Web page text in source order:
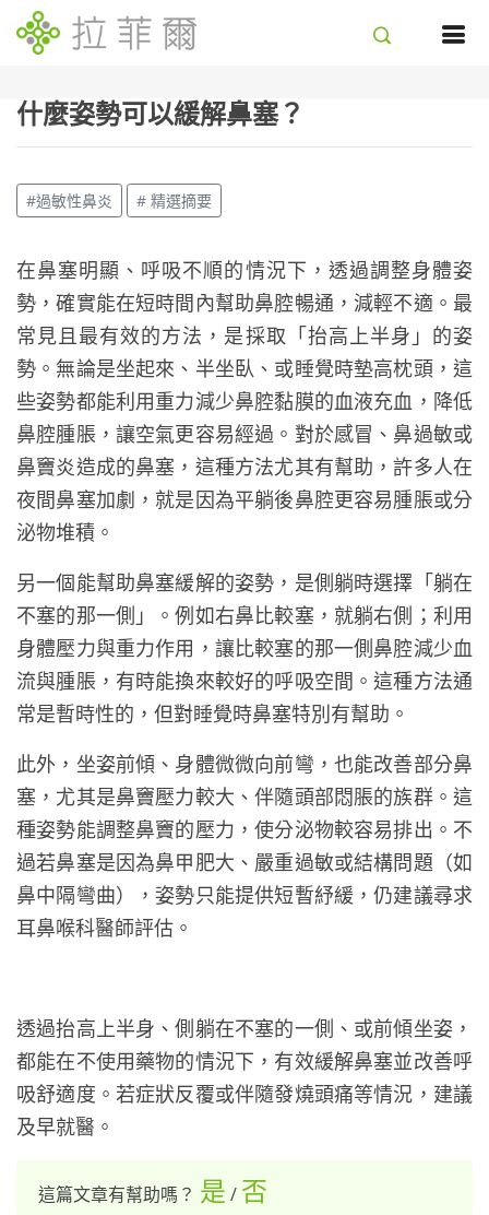
什麼姿勢可以緩解鼻塞？
#過敏性鼻炎 # 精選摘要
在鼻塞明顯、呼吸不順的情況下，透過調整身體姿
勢，確實能在短時間內幫助鼻腔暢通，減輕不適。最
常見且最有效的方法，是採取「抬高上半身」的姿
勢。無論是坐起來、半坐臥、或睡覺時墊高枕頭，這
些姿勢都能利用重力減少鼻腔黏膜的血液充血，降低
鼻腔腫脹，讓空氣更容易經過。對於感冒、鼻過敏或
鼻竇炎造成的鼻塞，這種方法尤其有幫助，許多人在
夜間鼻塞加劇，就是因為平躺後鼻腔更容易腫脹或分
泌物堆積。
另一個能幫助鼻塞緩解的姿勢，是側躺時選擇「躺在
不塞的那一側」。例如右鼻比較塞，就躺右側；利用
身體壓力與重力作用，讓比較塞的那一側鼻腔減少血
流與腫脹，有時能換來較好的呼吸空間。這種方法通
常是暫時性的，但對睡覺時鼻塞特別有幫助。
此外，坐姿前傾、身體微微向前彎，也能改善部分鼻
塞，尤其是鼻竇壓力較大、伴隨頭部悶脹的族群。這
種姿勢能調整鼻竇的壓力，使分泌物較容易排出。不
過若鼻塞是因為鼻甲肥大、嚴重過敏或結構問題（如
鼻中隔彎曲），姿勢只能提供短暫紓緩，仍建議尋求
耳鼻喉科醫師評估。
透過抬高上半身、側躺在不塞的一側、或前傾坐姿，
都能在不使用藥物的情況下，有效緩解鼻塞並改善呼
吸舒適度。若症狀反覆或伴隨發燒頭痛等情況，建議
及早就醫。
這篇文章有幫助嗎？ 是 / 否